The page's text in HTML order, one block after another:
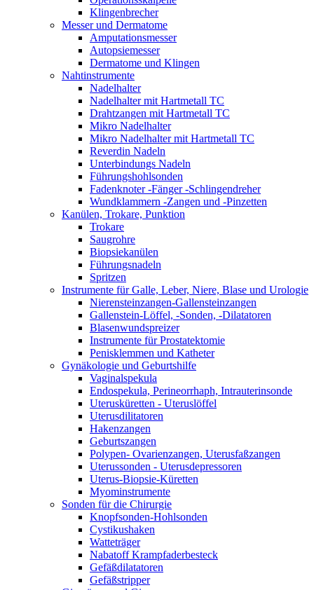
Klingenbrecher
Messer und Dermatome
Amputationsmesser
Autopsiemesser
Dermatome und Klingen
Nahtinstrumente
Nadelhalter
Nadelhalter mit Hartmetall TC
Drahtzangen mit Hartmetall TC
Mikro Nadelhalter
Mikro Nadelhalter mit Hartmetall TC
Reverdin Nadeln
Unterbindungs Nadeln
Führungshohlsonden
Fadenknoter -Fänger -Schlingendreher
Wundklammern -Zangen und -Pinzetten
Kanülen, Trokare, Punktion
Trokare
Saugrohre
Biopsiekanülen
Führungsnadeln
Spritzen
Instrumente für Galle, Leber, Niere, Blase und Urologie
Nierensteinzangen-Gallensteinzangen
Gallenstein-Löffel, -Sonden, -Dilatatoren
Blasenwundspreizer
Instrumente für Prostatektomie
Penisklemmen und Katheter
Gynäkologie und Geburtshilfe
Vaginalspekula
Endospekula, Perineorrhaph, Intrauterinsonde
Uterusküretten - Uteruslöffel
Uterusdilitatoren
Hakenzangen
Geburtszangen
Polypen- Ovarienzangen, Uterusfaßzangen
Uterussonden - Uterusdepressoren
Uterus-Biopsie-Küretten
Myominstrumente
Sonden für die Chirurgie
Knopfsonden-Hohlsonden
Cystikushaken
Watteträger
Nabatoff Krampfaderbesteck
Gefäßdilatatoren
Gefäßstripper